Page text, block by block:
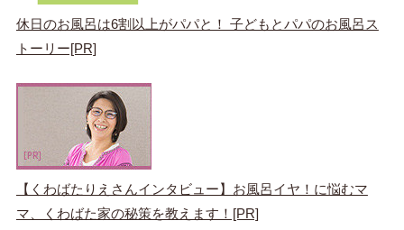
休日のお風呂は6割以上がパパと！ 子どもとパパのお風呂ス
トーリー[PR]
【くわばたりえさんインタビュー】お風呂イヤ！に悩むマ
マ、くわばた家の秘策を教えます！[PR]